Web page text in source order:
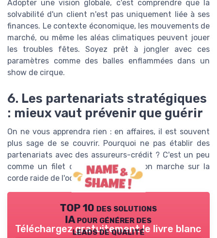
Adopter une vision globale, c'est comprendre que la
solvabilité d'un client n'est pas uniquement liée à ses
finances. Le contexte économique, les mouvements de
marché, ou même les aléas climatiques peuvent jouer
les troubles fêtes. Soyez prêt à jongler avec ces
paramètres comme des balles enflammées dans un
show de cirque.
6. Les partenariats stratégiques
: mieux vaut prévenir que guérir
On ne vous apprendra rien : en affaires, il est souvent
plus sage de se couvrir. Pourquoi ne pas établir des
partenariats avec des assureurs-crédit ? C'est un peu
comme un filet de sécurité quand on marche sur la
corde raide de l'octroi de crédit.
TOP 10 des solutions
IA pour générer des
leads de qualité
Téléchargez gratuitement le livre blanc